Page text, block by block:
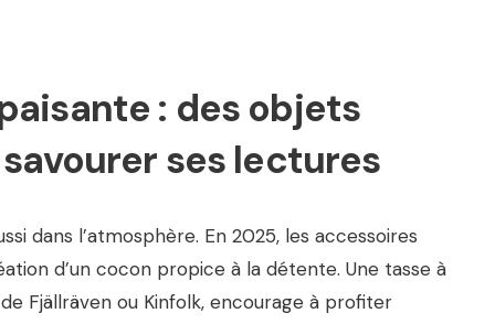
: des objets
ses lectures
dans l’atmosphère. En 2025, les accessoires
d’un cocon propice à la détente. Une tasse à
Fjällräven ou Kinfolk, encourage à profiter